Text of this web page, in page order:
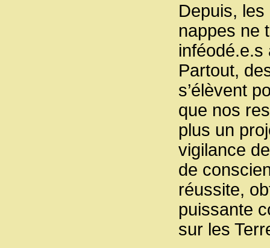
Depuis, les
nappes ne
inféodé.e.s
Partout,
s’élèvent
que nos
plus un
vigilance
de
réussite,
puissante
sur les